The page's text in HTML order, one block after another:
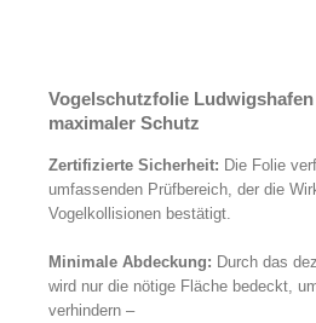
Vogelschutzfolie
maximaler Schutz
Zertifizierte Sicherheit: Die Folie
umfassenden Prüfbereich, der die
Vogelkollisionen bestätigt.
Minimale Abdeckung: Durch das
wird nur die nötige Fläche bedeckt,
verhindern –